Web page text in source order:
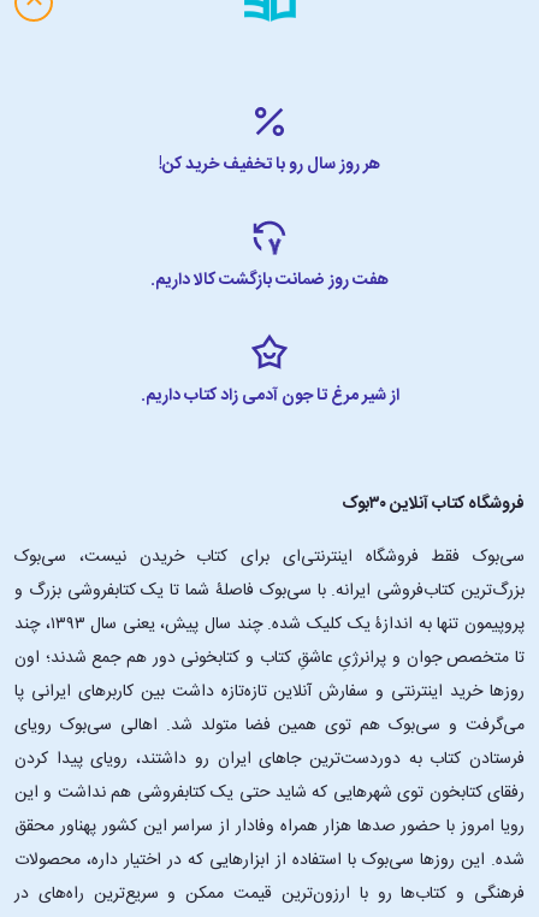
هر روز سال رو با تخفیف خرید کن!
هفت روز ضمانت بازگشت کالا داریم.
از شیر مرغ تا جون آدمی زاد کتاب داریم.
فروشگاه کتاب آنلاین ۳۰بوک
سی‌بوک فقط فروشگاه اینترنتی‌ای برای کتاب خریدن نیست، سی‌بوک
بزرگ‌ترین کتاب‌فروشی ایرانه. با سی‌بوک فاصلۀ شما تا یک کتابفروشی بزرگ و
پروپیمون تنها به اندازۀ یک کلیک شده. چند سال پیش، یعنی سال ۱۳۹۳، چند
تا متخصص جوان و پرانرژیِ عاشقِ کتاب و کتابخونی دور هم جمع شدند؛ اون‌
روزها خرید اینترنتی و سفارش آنلاین تازه‌تازه داشت بین کاربرهای ایرانی پا
می‌گرفت و سی‌بوک هم توی همین فضا متولد شد. اهالی سی‌بوک رویای
فرستادن کتاب به دوردست‌ترین جاهای ایران رو داشتند، رویای پیدا کردن
رفقای کتابخون توی شهرهایی که شاید حتی یک کتابفروشی هم نداشت و این
رویا امروز با حضور صدها هزار همراه وفادار از سراسر این کشور پهناور محقق
شده. این ‌روزها سی‌بوک با استفاده از ابزارهایی که در اختیار داره، محصولات
فرهنگی و کتاب‌ها رو با ارزون‌ترین قیمت ممکن و سریع‌ترین راه‌های در